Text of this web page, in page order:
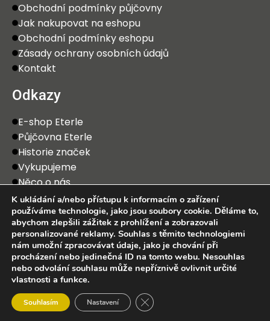
Obchodní podmínky půjčovny
Jak nakupovat na eshopu
Obchodní podmínky eshopu
Zásady ochrany osobních údajů
Kontakt
Odkazy
E-shop Eterle
Půjčovna Eterle
Historie značek
Vykupujeme
Něco o nás
2025 Eterle CZ, s.r.o. Všechna práva vyhrazena.
K ukládání a/nebo přístupu k informacím o zařízení
používáme technologie, jako jsou soubory cookie. Děláme to,
abychom zlepšili zážitek z prohlížení a zobrazovali
personalizované reklamy. Souhlas s těmito technologiemi
nám umožní zpracovávat údaje, jako je chování při
procházení nebo jedinečná ID na tomto webu. Nesouhlas
nebo odvolání souhlasu může nepříznivě ovlivnit určité
vlastnosti a funkce.
Souhlasím Nastavení Zavřít cookie lištu GDPR
WishlistKošík
Můj účet